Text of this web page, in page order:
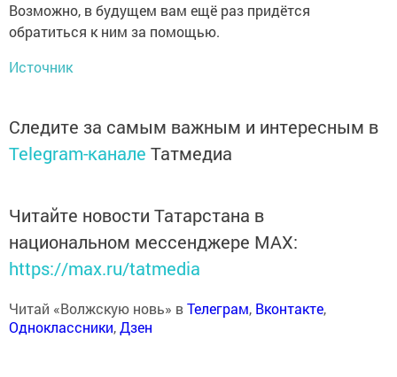
Возможно, в будущем вам ещё раз придётся
обратиться к ним за помощью.
Источник
Следите за самым важным и интересным в
Telegram-канале Татмедиа
Читайте новости Татарстана в
национальном мессенджере MАХ:
https://max.ru/tatmedia
Читай «Волжскую новь» вТелеграм, Вконтакте,
Одноклассники,Дзен